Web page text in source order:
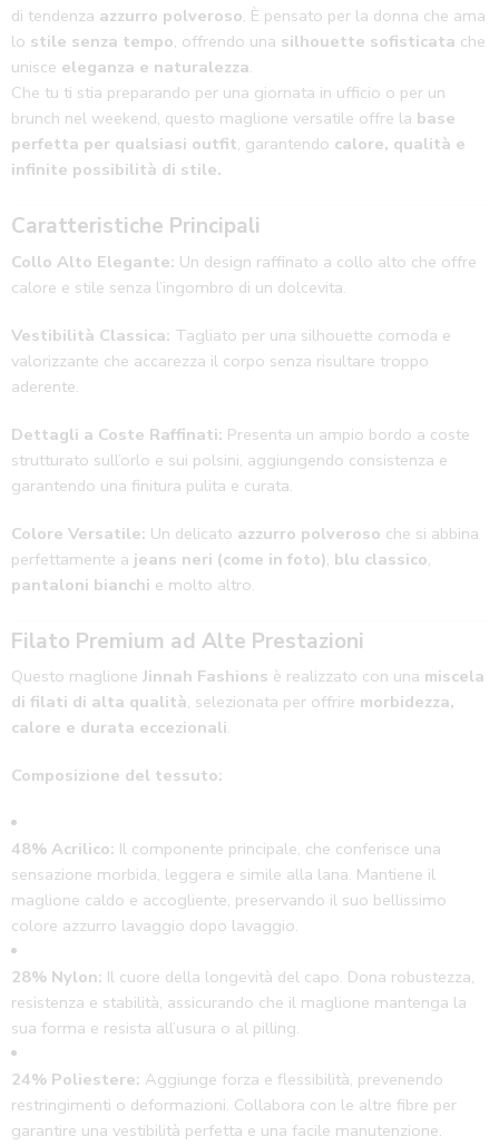
di tendenza azzurro polveroso. È pensato per la donna che ama
lo stile senza tempo, offrendo una silhouette sofisticata che
unisce eleganza e naturalezza.
Che tu ti stia preparando per una giornata in ufficio o per un
brunch nel weekend, questo maglione versatile offre la base
perfetta per qualsiasi outfit, garantendo calore, qualità e
infinite possibilità di stile.
Caratteristiche Principali
Collo Alto Elegante: Un design raffinato a collo alto che offre
calore e stile senza l’ingombro di un dolcevita.
Vestibilità Classica: Tagliato per una silhouette comoda e
valorizzante che accarezza il corpo senza risultare troppo
aderente.
Dettagli a Coste Raffinati: Presenta un ampio bordo a coste
strutturato sull’orlo e sui polsini, aggiungendo consistenza e
garantendo una finitura pulita e curata.
Colore Versatile: Un delicato azzurro polveroso che si abbina
perfettamente a jeans neri (come in foto), blu classico,
pantaloni bianchi e molto altro.
Filato Premium ad Alte Prestazioni
Questo maglione Jinnah Fashions è realizzato con una miscela
di filati di alta qualità, selezionata per offrire morbidezza,
calore e durata eccezionali.
Composizione del tessuto:
48% Acrilico: Il componente principale, che conferisce una
sensazione morbida, leggera e simile alla lana. Mantiene il
maglione caldo e accogliente, preservando il suo bellissimo
colore azzurro lavaggio dopo lavaggio.
28% Nylon: Il cuore della longevità del capo. Dona robustezza,
resistenza e stabilità, assicurando che il maglione mantenga la
sua forma e resista all’usura o al pilling.
24% Poliestere: Aggiunge forza e flessibilità, prevenendo
restringimenti o deformazioni. Collabora con le altre fibre per
garantire una vestibilità perfetta e una facile manutenzione.